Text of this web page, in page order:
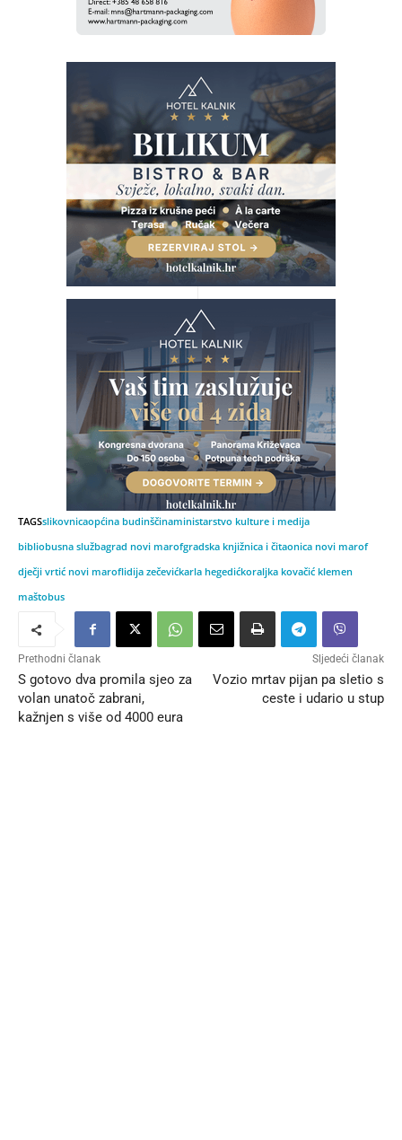
TAGSslikovnicaopćina budinščinaministarstvo kulture i medija
bibliobusna službagrad novi marofgradska knjižnica i čitaonica novi marof
dječji vrtić novi maroflidija zečevićkarla hegedićkoraljka kovačić klemen
maštobus
Prethodni članak
S gotovo dva promila sjeo za
volan unatoč zabrani,
kažnjen s više od 4000 eura
Sljedeći članak
Vozio mrtav pijan pa sletio s
ceste i udario u stup